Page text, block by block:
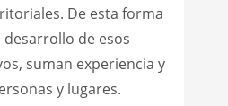
De esta forma
de esos
suman experiencia y
y lugares.